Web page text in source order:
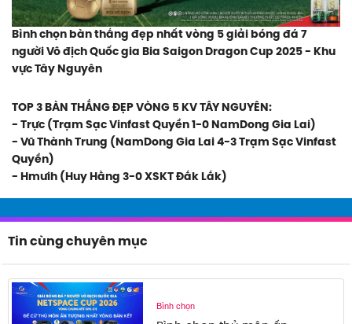
Bình chọn bàn thắng đẹp nhất vòng 5 giải bóng đá 7
người Vô địch Quốc gia Bia Saigon Dragon Cup 2025 - Khu
vực Tây Nguyên
TOP 3 BÀN THẮNG ĐẸP VÒNG 5 KV TÂY NGUYÊN:
- Trực (Trạm Sạc Vinfast Quyền 1-0 NamDong Gia Lai)
- Vũ Thành Trung (NamDong Gia Lai 4-3 Trạm Sạc Vinfast
Quyền)
- Hmưih (Huy Hằng 3-0 XSKT Đắk Lắk)
Tin cùng chuyên mục
Bình chọn